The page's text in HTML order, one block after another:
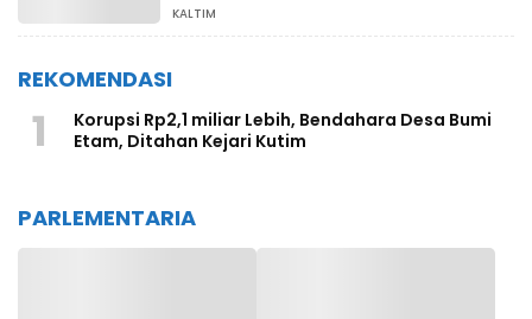
KALTIM
REKOMENDASI
1
Korupsi Rp2,1 miliar Lebih, Bendahara Desa Bumi
Etam, Ditahan Kejari Kutim
PARLEMENTARIA